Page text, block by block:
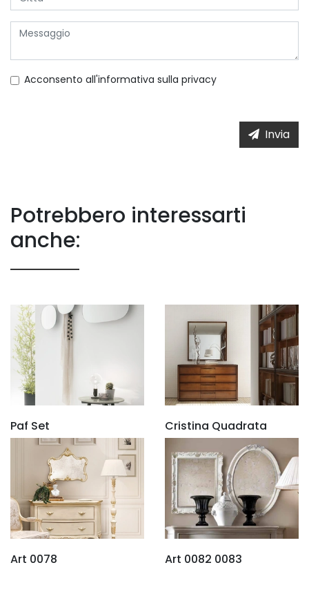
Acconsento all'informativa sulla privacy
Invia
Potrebbero interessarti
anche:
Paf Set Cristina Quadrata
Art 0078 Art 0082 0083